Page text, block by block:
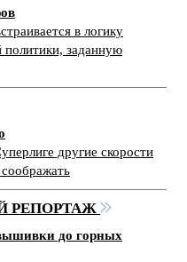
в логику
политики, заданную
другие скорости
РЕПОРТАЖ
до горных